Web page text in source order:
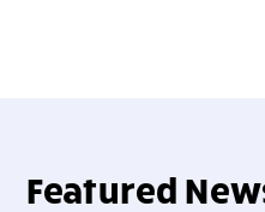
Featured